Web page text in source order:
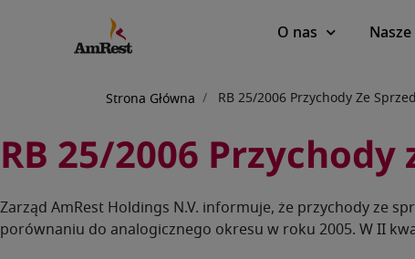
Main
O nas
Ścieżka
Strona Główna RB 25/2006 Przychody Ze
RB 25/2006
Zarząd AmRest Holdings N.V. informuje, że przychody ze
porównaniu do analogicznego okresu w roku 2005. W II